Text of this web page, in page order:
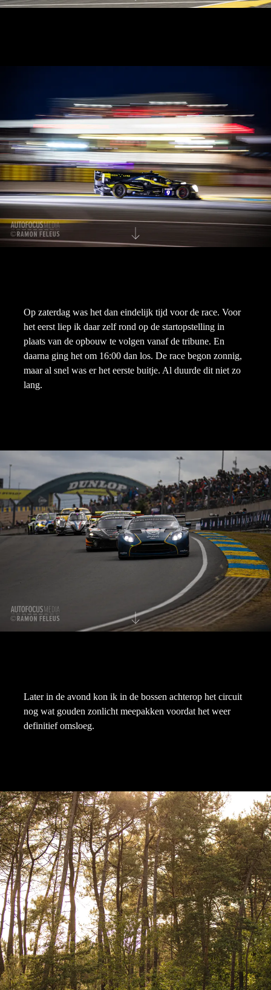
Op zaterdag was het dan eindelijk tijd voor de race. Voor
het eerst liep ik daar zelf rond op de startopstelling in
plaats van de opbouw te volgen vanaf de tribune. En
daarna ging het om 16:00 dan los. De race begon zonnig,
maar al snel was er het eerste buitje. Al duurde dit niet zo
lang.
Later in de avond kon ik in de bossen achterop het circuit
nog wat gouden zonlicht meepakken voordat het weer
definitief omsloeg.